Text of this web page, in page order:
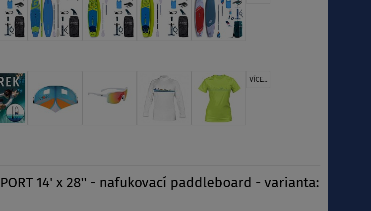
VÍCE...
14' x 28'' - nafukovací paddleboard - varianta: